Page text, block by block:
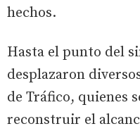
hechos.
Hasta el punto del
desplazaron
de Tráfico, quienes
reconstruir el